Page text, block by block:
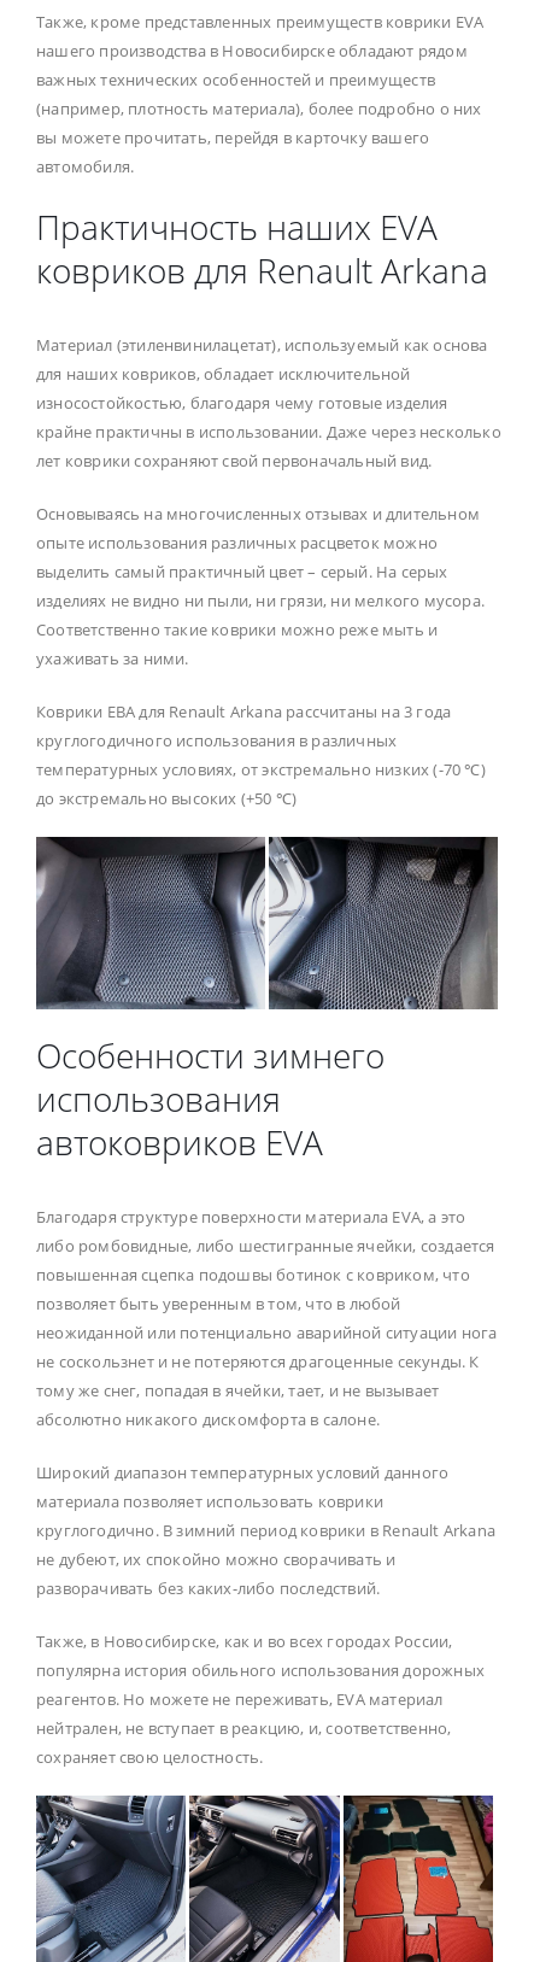
Также, кроме представленных преимуществ коврики EVA
нашего производства в Новосибирске обладают рядом
важных технических особенностей и преимуществ
(например, плотность материала), более подробно о них
вы можете прочитать, перейдя в карточку вашего
автомобиля.
Практичность наших EVA
ковриков для Renault Arkana
Материал (этиленвинилацетат), используемый как основа
для наших ковриков, обладает исключительной
износостойкостью, благодаря чему готовые изделия
крайне практичны в использовании. Даже через несколько
лет коврики сохраняют свой первоначальный вид.
Основываясь на многочисленных отзывах и длительном
опыте использования различных расцветок можно
выделить самый практичный цвет – серый. На серых
изделиях не видно ни пыли, ни грязи, ни мелкого мусора.
Соответственно такие коврики можно реже мыть и
ухаживать за ними.
Коврики ЕВА для Renault Arkana рассчитаны на 3 года
круглогодичного использования в различных
температурных условиях, от экстремально низких (-70 ℃)
до экстремально высоких (+50 ℃)
Особенности зимнего
использования
автоковриков EVA
Благодаря структуре поверхности материала EVA, а это
либо ромбовидные, либо шестигранные ячейки, создается
повышенная сцепка подошвы ботинок с ковриком, что
позволяет быть уверенным в том, что в любой
неожиданной или потенциально аварийной ситуации нога
не соскользнет и не потеряются драгоценные секунды. К
тому же снег, попадая в ячейки, тает, и не вызывает
абсолютно никакого дискомфорта в салоне.
Широкий диапазон температурных условий данного
материала позволяет использовать коврики
круглогодично. В зимний период коврики в Renault Arkana
не дубеют, их спокойно можно сворачивать и
разворачивать без каких-либо последствий.
Также, в Новосибирске, как и во всех городах России,
популярна история обильного использования дорожных
реагентов. Но можете не переживать, EVA материал
нейтрален, не вступает в реакцию, и, соответственно,
сохраняет свою целостность.